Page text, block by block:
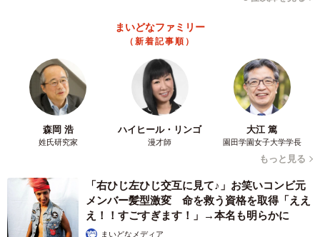
まいどなファミリー
（新着記事順）
森岡 浩
姓氏研究家
ハイヒール・リンゴ
漫才師
大江 篤
園田学園女子大学学長
もっと見る
「右ひじ左ひじ交互に見て♪」お笑いコンビ元
メンバー髪型激変 命を救う資格を取得「ええ
え！！すごすぎます！」→本名も明らかに
まいどなメディア